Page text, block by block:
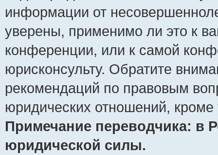
информации от
уверены, применимо ли это к
конференции, или к самой
юрисконсульту. Обратите
рекомендаций по правовым
юридических отношений,
Примечание переводчика: в
юридической силы.